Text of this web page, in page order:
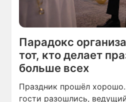
Парадокс
тот, кто делает
больше всех
Праздник прошёл
гости разошлись,